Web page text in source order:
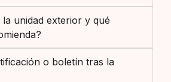
unidad exterior y qué
o boletín tras la